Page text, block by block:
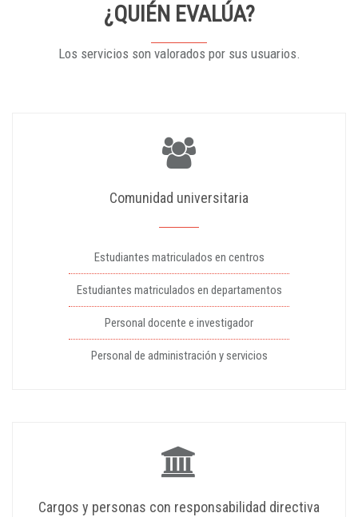
¿QUIÉN EVALÚA?
Los servicios son valorados por sus usuarios.
Comunidad universitaria
Estudiantes matriculados en centros
Estudiantes matriculados en departamentos
Personal docente e investigador
Personal de administración y servicios
Cargos y personas con responsabilidad directiva